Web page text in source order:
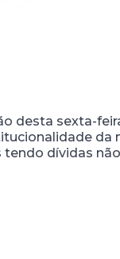
desta sexta-
dívidas